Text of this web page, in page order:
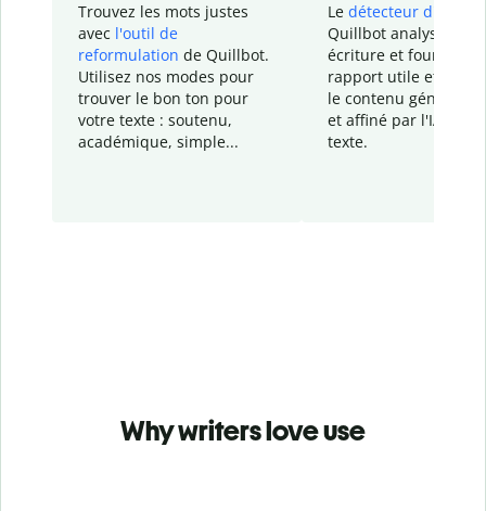
Trouvez les mots justes
avec l'outil de
reformulation de Quillbot.
Utilisez nos modes pour
trouver le bon ton pour
votre texte : soutenu,
académique, simple...
Le détecteur d'IA
Quillbot analyse votre
écriture et fournit un
rapport utile et
le contenu généré
et affiné par l'IA
texte.
Why writers love use